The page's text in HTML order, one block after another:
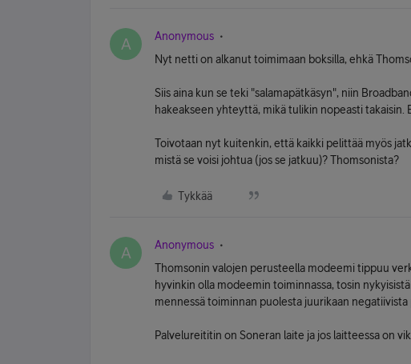
A Anonymous
Nyt netti on alkanut toimimaan boksilla, ehkä
Siis aina kun se teki "salamapätkäsyn", niin
hakeakseen yhteyttä, mikä tulikin nopeasti takaisin.
Toivotaan nyt kuitenkin, että kaikki pelittää myös
mistä se voisi johtua (jos se jatkuu)? Thomsonista?
Tykkää
A Anonymous
Thomsonin valojen perusteella modeemi tippuu
hyvinkin olla modeemin toiminnassa, tosin
mennessä toiminnan puolesta juurikaan
Palvelureititin on Soneran laite ja jos laitteessa on